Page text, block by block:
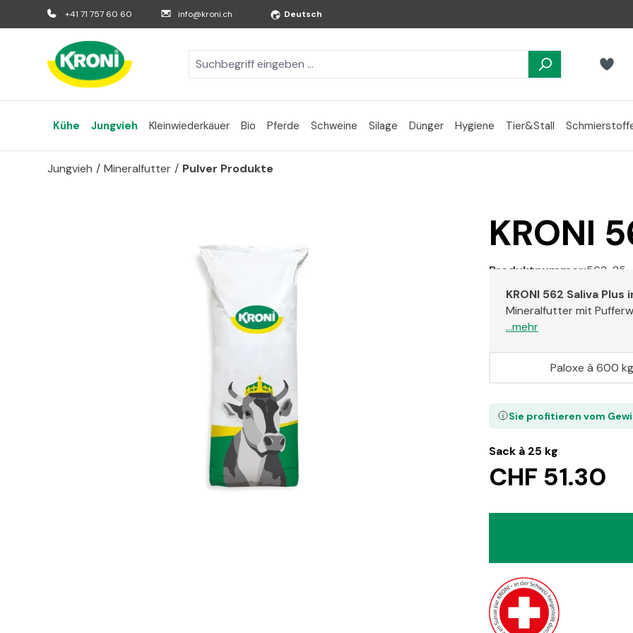
Hauptinhalt springen
Zur Suche springen
Zur Hauptnavigation springen
+41 71 757 60 60 info@kroni.ch Deutsch
Kühe Jungvieh Kleinwiederkäuer Bio Pferde Schweine Silage Dünger Hygiene Tier&Stall
Jungvieh / Mineralfutter / Pulver Produkte
KRONI
Produktnummer:562-25
KRONI 562 Saliva
Mineralfutter mit
...mehr
Sack à 25 kg
CHF 51.30
Sie profitieren vom
Paloxe à 600 kg